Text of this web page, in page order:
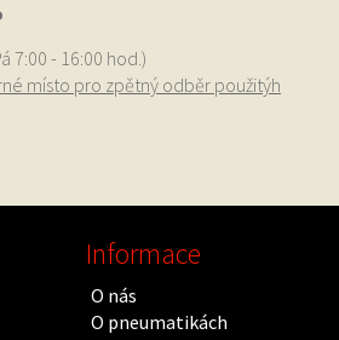
7:00 - 16:00 hod.)
místo pro zpětný odběr použitýh
Informace
O nás
O pneumatikách